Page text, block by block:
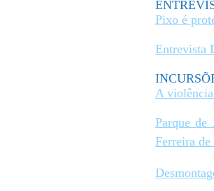
Pixo é
Entrevista
A
Parque
Ferreira de